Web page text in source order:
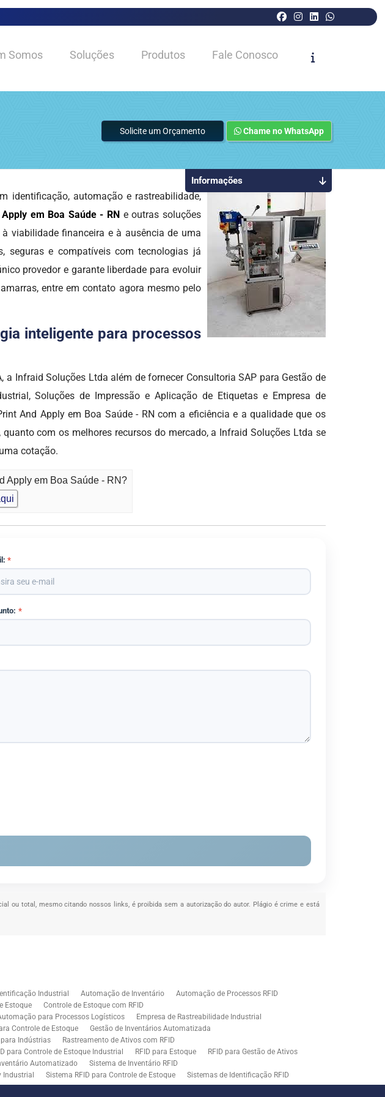
Somos Soluções Produtos Fale Conosco
Solicite um Orçamento Chame no WhatsApp
identificação, automação e rastreabilidade,
em Boa Saúde - RNe outras soluções
viabilidade financeira e à ausência de uma
seguras e compatíveis com tecnologias já
provedor e garante liberdade para evoluir
entre em contato agora mesmo pelo
inteligente para processos
a Infraid Soluções Ltda além de fornecer Consultoria SAP para Gestão de
Soluções de Impressão e Aplicação de Etiquetas e Empresa de
And Apply em Boa Saúde - RN com a eficiência e a qualidade que os
com os melhores recursos do mercado, a Infraid Soluções Ltda se
cotação.
Apply em Boa Saúde - RN?
*
*
ou total, mesmo citando nossos links, é proibida sem a autorização do autor. Plágio é crime e está
Informações
Industrial Automação de Inventário
Automação de Processos RFID
Estoque
Controle de Estoque com RFID
para Processos Logísticos
Empresa de Rastreabilidade Industrial
Controle de Estoque
Gestão de Inventários Automatizada
Indústrias
Rastreamento de Ativos com RFID
para Controle de Estoque Industrial RFID para Estoque
RFID para Gestão de Ativos
Automatizado
Sistema de Inventário RFID
Industrial Sistema RFID para Controle de Estoque
Sistemas de Identificação RFID
de Etiquetas
Soluções em Rastreamento RFID